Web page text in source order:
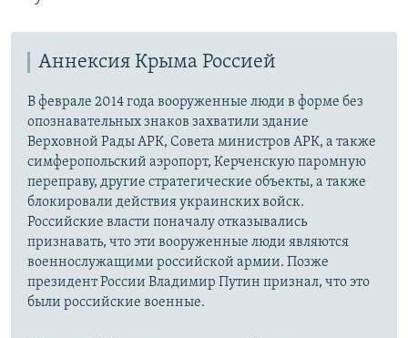
Аннексия Крыма Россией
В феврале 2014 года вооруженные люди в форме без
опознавательных знаков захватили здание
Верховной Рады АРК, Совета министров АРК, а также
симферопольский аэропорт, Керченскую паромную
переправу, другие стратегические объекты, а также
блокировали действия украинских войск.
Российские власти поначалу отказывались
признавать, что эти вооруженные люди являются
военнослужащими российской армии. Позже
президент России Владимир Путин признал, что это
были российские военные.